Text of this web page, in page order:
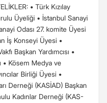
• Türk Kızılay
Üyeliği • İstanbul Sanayi
Odası 27. komite Üyesi
İş Konseyi Üyesi •
Başkan Yardımcısı •
• Kösem Medya ve
Birliği Üyesi •
Derneği (KASİAD) Başkan
Kadınlar Derneği (KAS-